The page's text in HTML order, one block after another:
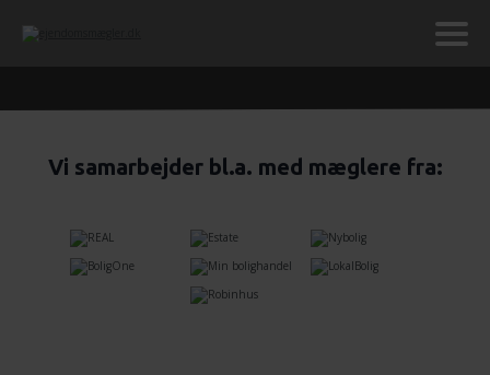
Vi samarbejder bl.a. med mæglere fra: